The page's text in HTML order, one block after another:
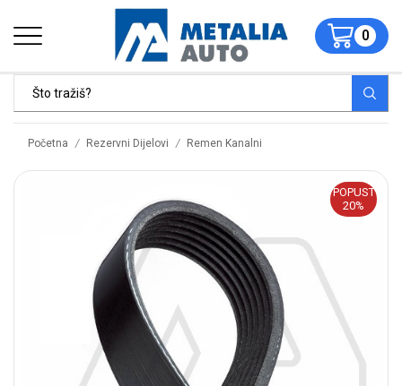
0
Početna / Rezervni Dijelovi / Remen Kanalni
POPUST
20%